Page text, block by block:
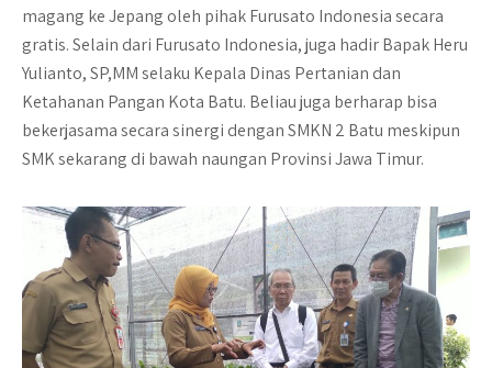
magang ke Jepang oleh pihak Furusato Indonesia secara
gratis. Selain dari Furusato Indonesia, juga hadir Bapak Heru
Yulianto, SP,MM selaku Kepala Dinas Pertanian dan
Ketahanan Pangan Kota Batu. Beliau juga berharap bisa
bekerjasama secara sinergi dengan SMKN 2 Batu meskipun
SMK sekarang di bawah naungan Provinsi Jawa Timur.